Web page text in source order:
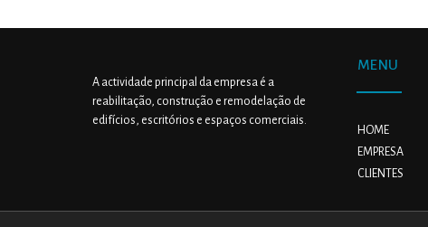
A actividade principal da empresa é a
reabilitação, construção e remodelação de
edifícios, escritórios e espaços comerciais.
MENU
HOME
EMPRESA
CLIENTES